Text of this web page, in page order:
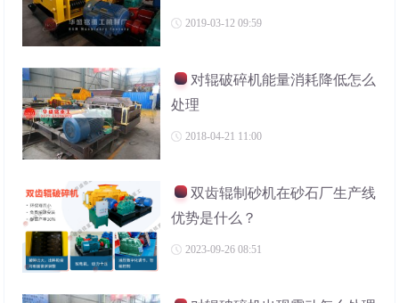
2019-03-12 09:59
对辊破碎机能量消耗降低怎么
处理
2018-04-21 11:00
双齿辊制砂机在砂石厂生产线
优势是什么？
2023-09-26 08:51